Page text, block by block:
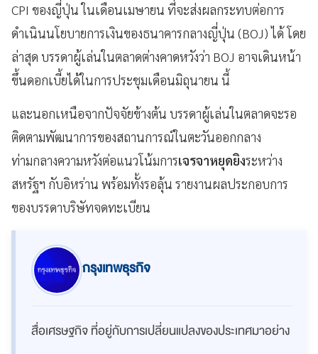
CPI ของญี่ปุ่น ในเดือนเมษายน ที่จะส่งผลกระทบต่อการ
ดำเนินนโยบายการเงินของธนาคารกลางญี่ปุ่น (BOJ) ได้ โดย
ล่าสุด บรรดาผู้เล่นในตลาดต่างคาดหวังว่า BOJ อาจเดินหน้า
ขึ้นดอกเบี้ยได้ในการประชุมเดือนมิถุนายน นี้
และนอกเหนือจากปัจจัยข้างต้น บรรดาผู้เล่นในตลาดจะรอ
ติดตามพัฒนาการของสถานการณ์ในตะวันออกกลาง
ท่ามกลางความหวังต่อแนวโน้มการเจรจาหยุดยิงระหว่าง
สหรัฐฯ กับอิหร่าน พร้อมทั้งรอลุ้น รายงานผลประกอบการ
ของบรรดาบริษัทจดทะเบียน
กรุงเทพธุรกิจ
สื่อเศรษฐกิจ ที่อยู่กับการเปลี่ยนแปลงของประเทศมาอย่าง